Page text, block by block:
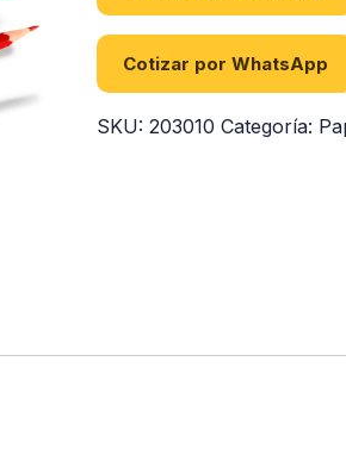
Cotizar por WhatsApp
SKU:203010 Categoría: